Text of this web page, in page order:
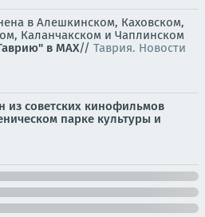
в Алешкинском, Каховском,
Каланчакском и Чаплинском
в MAX// Таврия. Новости
из советских кинофильмов
парке культуры и